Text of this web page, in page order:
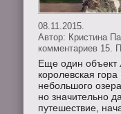
08.11.2015.
Автор: Кристина
комментариев 15.
Еще один объект
королевская
небольшого
но значительно
путешествие,